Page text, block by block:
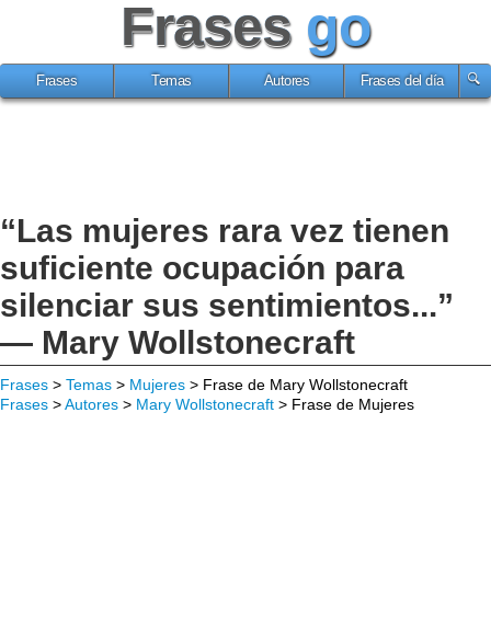
Frases go
Frases Temas Autores Frases del día
“Las mujeres rara vez tienen
suficiente ocupación para
silenciar sus sentimientos...”
— Mary Wollstonecraft
Frases > Temas > Mujeres > Frase de Mary Wollstonecraft
Frases >Autores > Mary Wollstonecraft > Frase de Mujeres